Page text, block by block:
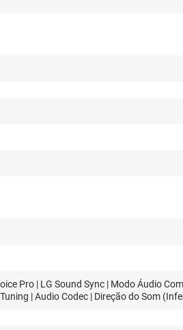
Pro | LG Sound Sync | Modo Áudio
| Audio Codec | Direção do Som